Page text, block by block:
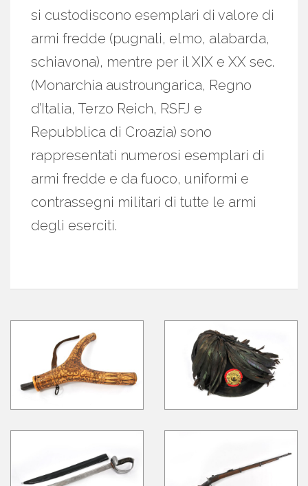
si custodiscono esemplari di valore di
armi fredde (pugnali, elmo, alabarda,
schiavona), mentre per il XIX e XX sec.
(Monarchia austroungarica, Regno
d’Italia, Terzo Reich, RSFJ e
Repubblica di Croazia) sono
rappresentati numerosi esemplari di
armi fredde e da fuoco, uniformi e
contrassegni militari di tutte le armi
degli eserciti.